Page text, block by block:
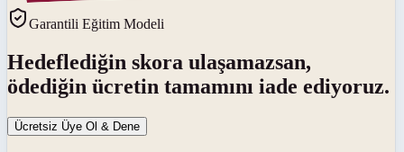
Garantili Eğitim Modeli
Hedeflediğin skora ulaşamazsan,
ödediğin ücretin tamamını iade ediyoruz.
Ücretsiz Üye Ol & Dene